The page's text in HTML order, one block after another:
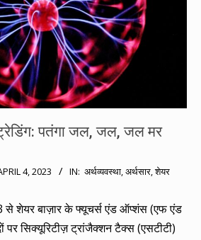
पतंगा जल, जल, जल मर
4, 2023 IN: अर्थव्यवस्था,अर्थसार,शेयर
शेयर बाज़ार के फ्यूचर्स एंड ऑप्शंस (एफ एंड
पर सिक्यूरिटीज़ ट्रांजैक्शन टैक्स (एसटीटी)